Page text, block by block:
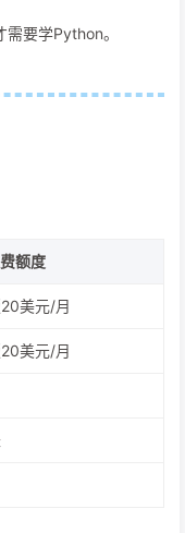
要学Python。
额度
美元/月
美元/月